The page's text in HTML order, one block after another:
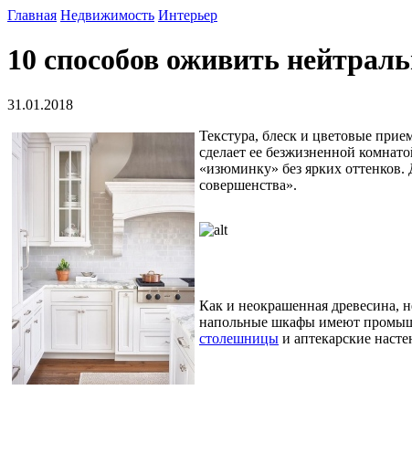
Главная Недвижимость Интерьер
10 способов оживить
31.01.2018
Текстура, блеск и цветовые
сделает ее безжизненной
«изюминку» без ярких
совершенства».
Как и неокрашенная древесина,
напольные шкафы имеют
столешницы и аптекарские